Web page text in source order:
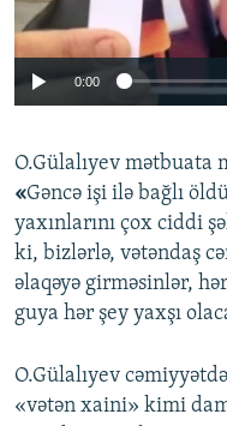
0:00
O.Gülalıyev mətbuata
«Gəncə işi ilə bağlı
yaxınlarını çox ciddi
ki, bizlərlə, vətəndaş
əlaqəyə girməsinlər,
guya hər şey yaxşı
O.Gülalıyev
«vətən xaini» kimi